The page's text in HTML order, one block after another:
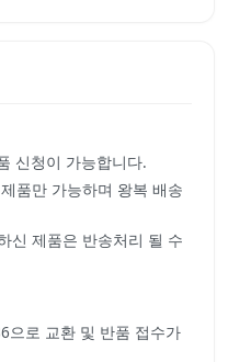
신청이 가능합니다.
품만 가능하며 왕복 배송
신 제품은 반송처리 될 수
으로 교환 및 반품 접수가